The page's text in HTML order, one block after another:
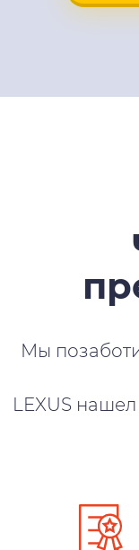
Мы
LEXUS